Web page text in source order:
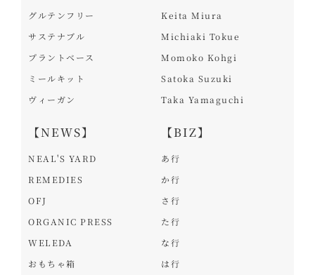
グルテンフリー
サステナブル
プラントベース
ミールキット
ヴィーガン
【NEWS】
NEAL'S YARD
REMEDIES
OFJ
ORGANIC PRESS
WELEDA
おもちゃ箱
Keita Miura
Michiaki Tokue
Momoko Kohgi
Satoka Suzuki
Taka Yamaguchi
【BIZ】
あ行
か行
さ行
た行
な行
は行